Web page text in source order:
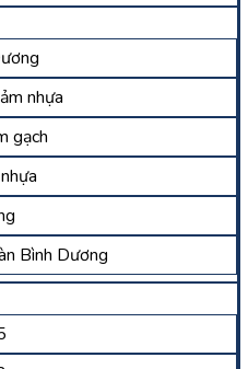
nhựa
gạch
Bình Dương